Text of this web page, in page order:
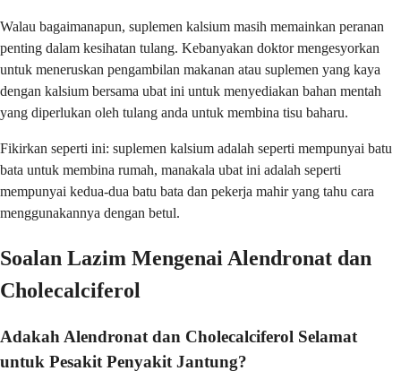
Walau bagaimanapun, suplemen kalsium masih memainkan peranan
penting dalam kesihatan tulang. Kebanyakan doktor mengesyorkan
untuk meneruskan pengambilan makanan atau suplemen yang kaya
dengan kalsium bersama ubat ini untuk menyediakan bahan mentah
yang diperlukan oleh tulang anda untuk membina tisu baharu.
Fikirkan seperti ini: suplemen kalsium adalah seperti mempunyai batu
bata untuk membina rumah, manakala ubat ini adalah seperti
mempunyai kedua-dua batu bata dan pekerja mahir yang tahu cara
menggunakannya dengan betul.
Soalan Lazim Mengenai Alendronat dan
Cholecalciferol
Adakah Alendronat dan Cholecalciferol Selamat
untuk Pesakit Penyakit Jantung?